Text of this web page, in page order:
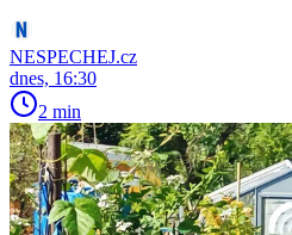
NESPECHEJ.cz
dnes, 16:30
2 min